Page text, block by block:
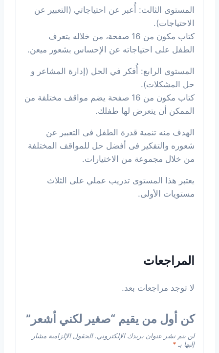
المستوى الثالث: أُعبر عن احتياجاتي (التعبير عن
الاحتياجات).
كتاب مكون من 16 صفحة، من خلاله يتعرف
الطفل على احتياجاته عن الإحساس بشعور ميعن.
المستوى الرابع: أُفكر في الحل (إدارة المشاعر و
حل المشكلات).
كتاب مكون من 16 صفحة يضم مواقف مختلفة من
الممكن أن يتعرض لها طفلك.
الهدف منه تنمية قدرة الطفل فى التعبير عن
شعوره والتفكير فى أفضل حل للمواقف المختلفة
من خلال مجموعة من الاختيارات.
يعتبر هذا المستوى تدريب عملي على الثلاث
مستويات الأولى.
المراجعات
لا توجد مراجعات بعد.
كن أول من يقيم “صغير لكني أشعر”
لن يتم نشر عنوان بريدك الإلكتروني. الحقول الإلزامية مشار
إليها بـ *